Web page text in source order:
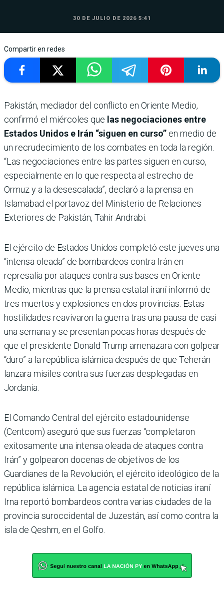
30 DE JULIO DE 2026 5:41
Compartir en redes
Pakistán, mediador del conflicto en Oriente Medio,
confirmó el miércoles que las negociaciones entre
Estados Unidos e Irán “siguen en curso” en medio de
un recrudecimiento de los combates en toda la región.
“Las negociaciones entre las partes siguen en curso,
especialmente en lo que respecta al estrecho de
Ormuz y a la desescalada”, declaró a la prensa en
Islamabad el portavoz del Ministerio de Relaciones
Exteriores de Pakistán, Tahir Andrabi.
El ejército de Estados Unidos completó este jueves una
“intensa oleada” de bombardeos contra Irán en
represalia por ataques contra sus bases en Oriente
Medio, mientras que la prensa estatal iraní informó de
tres muertos y explosiones en dos provincias. Estas
hostilidades reavivaron la guerra tras una pausa de casi
una semana y se presentan pocas horas después de
que el presidente Donald Trump amenazara con golpear
“duro” a la república islámica después de que Teherán
lanzara misiles contra sus fuerzas desplegadas en
Jordania.
El Comando Central del ejército estadounidense
(Centcom) aseguró que sus fuerzas “completaron
exitosamente una intensa oleada de ataques contra
Irán” y golpearon docenas de objetivos de los
Guardianes de la Revolución, el ejército ideológico de la
república islámica. La agencia estatal de noticias iraní
Irna reportó bombardeos contra varias ciudades de la
provincia suroccidental de Juzestán, así como contra la
isla de Qeshm, en el Golfo.